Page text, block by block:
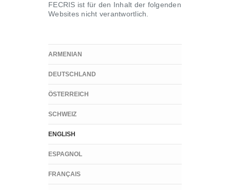
FECRIS ist für den Inhalt der folgenden
Websites nicht verantwortlich.
ARMENIAN
DEUTSCHLAND
ÖSTERREICH
SCHWEIZ
ENGLISH
ESPAGNOL
FRANÇAIS